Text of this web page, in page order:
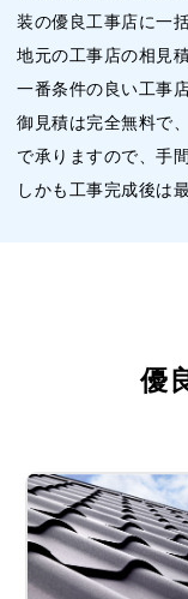
装の優良工事店に一
地元の工事店の相見
一番条件の良い工事
御見積は完全無料で
で承りますので、手
しかも工事完成後は
優